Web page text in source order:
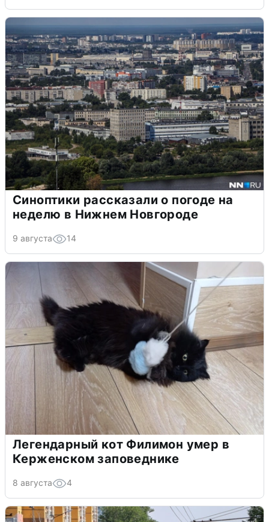
Синоптики рассказали о погоде на
неделю в Нижнем Новгороде
9 августа 14
Легендарный кот Филимон умер в
Керженском заповеднике
8 августа 4